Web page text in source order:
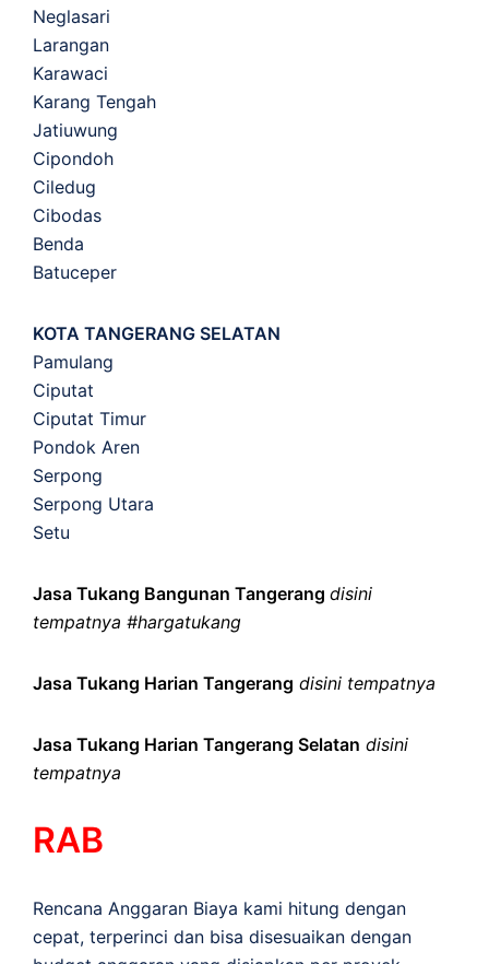
Neglasari
Larangan
Karawaci
Karang Tengah
Jatiuwung
Cipondoh
Ciledug
Cibodas
Benda
Batuceper
KOTA TANGERANG SELATAN
Pamulang
Ciputat
Ciputat Timur
Pondok Aren
Serpong
Serpong Utara
Setu
Jasa Tukang Bangunan Tangerang disini
tempatnya #hargatukang
Jasa Tukang Harian Tangerang disini tempatnya
Jasa Tukang Harian Tangerang Selatan disini
tempatnya
RAB
Rencana Anggaran Biaya kami hitung dengan
cepat, terperinci dan bisa disesuaikan dengan